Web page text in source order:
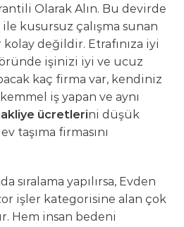
Olarak Alın. Bu devirde
kusursuz çalışma sunan
değildir. Etrafınıza iyi
işinizi iyi ve ucuz
kaç firma var, kendiniz
iş yapan ve aynı
ücretlerini düşük
taşıma firmasını
sıralama yapılırsa, Evden
işler kategorisine alan çok
Hem insan bedeni